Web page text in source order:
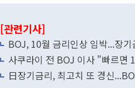
[관련기사]
BOJ, 10월 금리인상 임박...장
사쿠라이 전 BOJ 이사 "빠르면
日장기금리, 최고치 또 경신